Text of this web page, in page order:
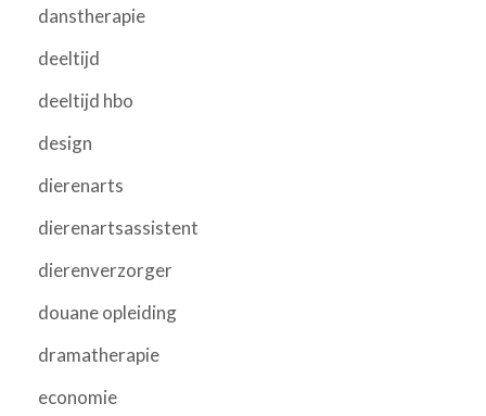
danstherapie
deeltijd
deeltijd hbo
design
dierenarts
dierenartsassistent
dierenverzorger
douane opleiding
dramatherapie
economie